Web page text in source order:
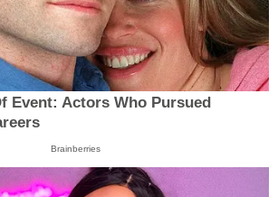
Event: Actors Who Pursued
Brainberries